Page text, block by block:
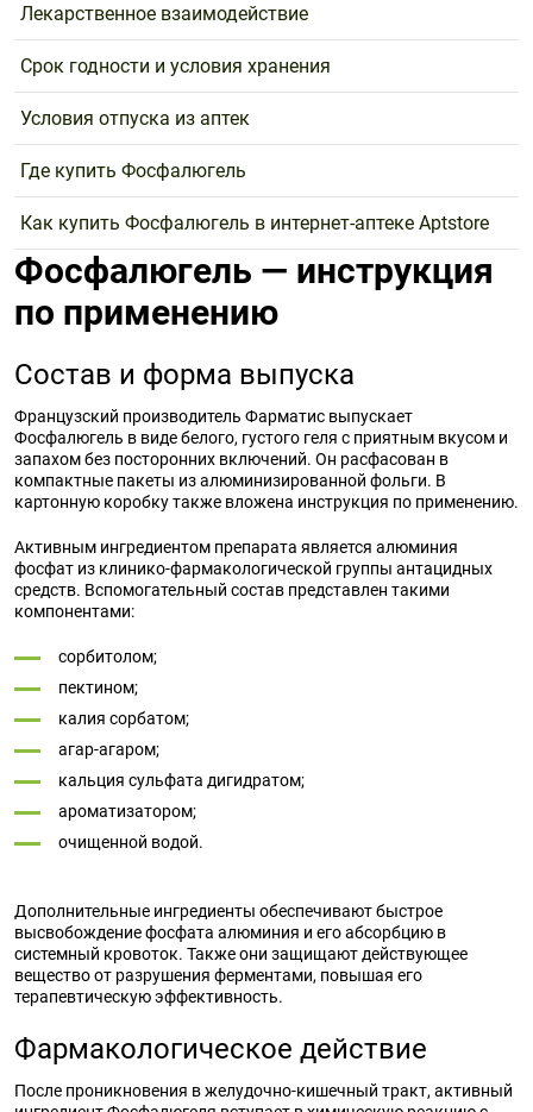
Лекарственное взаимодействие
Срок годности и условия хранения
Условия отпуска из аптек
Где купить Фосфалюгель
Как купить Фосфалюгель в интернет-аптеке Aptstore
Фосфалюгель — инструкция
по применению
Состав и форма выпуска
Французский производитель Фарматис выпускает
Фосфалюгель в виде белого, густого геля с приятным вкусом и
запахом без посторонних включений. Он расфасован в
компактные пакеты из алюминизированной фольги. В
картонную коробку также вложена инструкция по применению.
Активным ингредиентом препарата является алюминия
фосфат из клинико-фармакологической группы антацидных
средств. Вспомогательный состав представлен такими
компонентами:
сорбитолом;
пектином;
калия сорбатом;
агар-агаром;
кальция сульфата дигидратом;
ароматизатором;
очищенной водой.
Дополнительные ингредиенты обеспечивают быстрое
высвобождение фосфата алюминия и его абсорбцию в
системный кровоток. Также они защищают действующее
вещество от разрушения ферментами, повышая его
терапевтическую эффективность.
Фармакологическое действие
После проникновения в желудочно-кишечный тракт, активный